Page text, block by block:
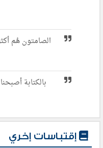
الصامتون هُم
بالكتابة
إقتباسات إخري